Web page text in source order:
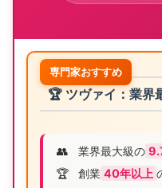
🏆 ツヴァイ：業界
専門家おすすめ
👥 業界最大級の
🏆
創業 40年以上